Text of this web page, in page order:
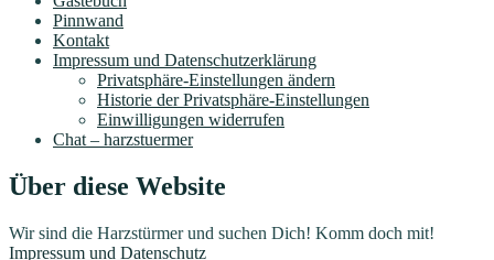
Pinnwand
Kontakt
Impressum und Datenschutzerklärung
Privatsphäre-Einstellungen ändern
Historie der Privatsphäre-Einstellungen
Einwilligungen widerrufen
Chat – harzstuermer
Über diese Website
Wir sind die Harzstürmer und suchen Dich! Komm doch mit!
Impressum und Datenschutz